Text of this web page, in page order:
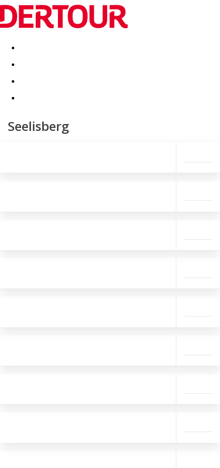
Destinatii Vacanta perfecta OFERTE DE NERATAT
Seelisberg